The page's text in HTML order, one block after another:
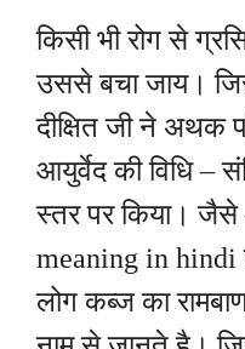
किसी भी रोग से
उससे बचा जाय।
दीक्षित जी ने अथक
आयुर्वेद की विधि –
स्तर पर किया।
meaning in hindi
लोग कब्ज का